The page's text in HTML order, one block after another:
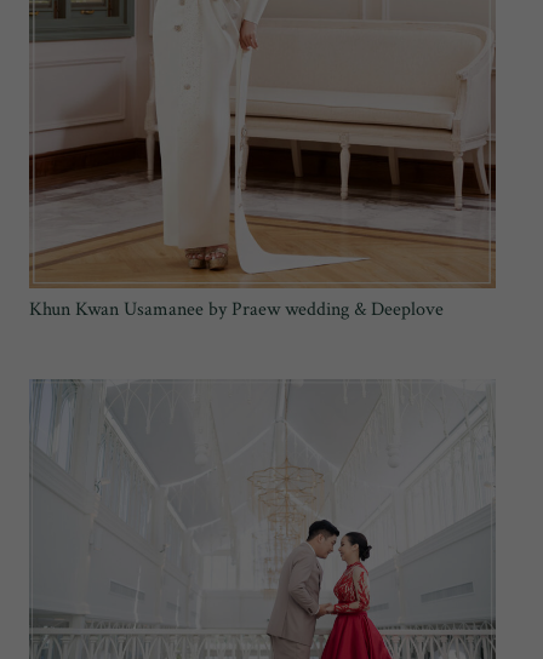
Khun Kwan Usamanee by Praew wedding & Deeplove